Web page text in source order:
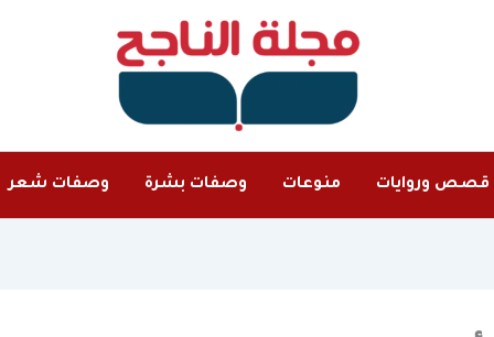
قصص وروايات منوعات وصفات بشرة وصفات شعر